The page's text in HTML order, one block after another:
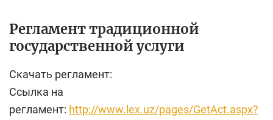
Регламент традиционной
государственной услуги
Скачать регламент:
Ссылка на
регламент: http://www.lex.uz/pages/GetAct.aspx?